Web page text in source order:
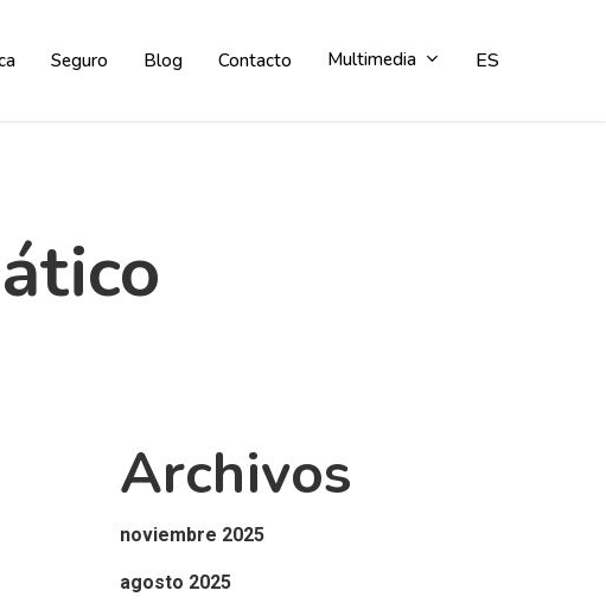
Seguro Blog Contacto Multimedia ES
Archivos
noviembre 2025
agosto 2025